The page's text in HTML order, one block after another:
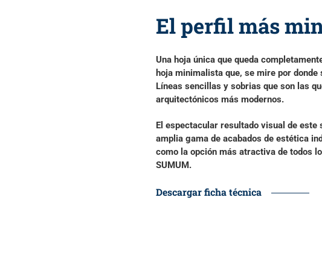
El perfil más
Una hoja única que queda
hoja minimalista que, se mire por
Líneas sencillas y sobrias que son las
arquitectónicos más modernos.
El espectacular resultado visual de este
amplia gama de acabados de estética
como la opción más atractivade todos
SUMUM.
Descargar ficha técnica